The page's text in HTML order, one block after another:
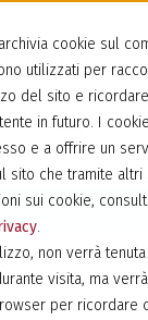
cookie sul
utilizzati per
del sito e
in futuro. I
e a offrire un
sito che tramite altri
sui cookie,
.
non verrà
visita, ma
per ricordare